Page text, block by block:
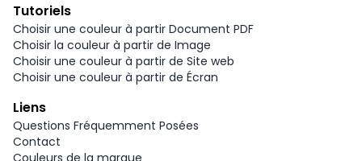
Tutoriels
Choisir une couleur à partir Document PDF
Choisir la couleur à partir de Image
Choisir une couleur à partir de Site web
Choisir une couleur à partir de Écran
Liens
Questions Fréquemment Posées
Contact
Couleurs de la marque